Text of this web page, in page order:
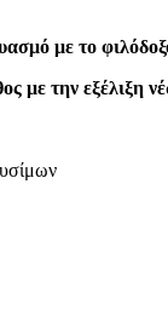
με το
με την εξέλιξη